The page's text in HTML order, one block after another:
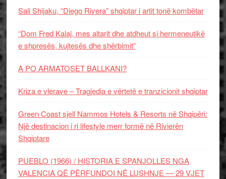
Sali Shijaku, “Diego Rivera” shqiptar i artit tonë kombëtar
“Dom Fred Kalaj, mes altarit dhe atdheut si hermeneutikë
e shpresës, kujtesës dhe shërbimit”
A PO ARMATOSET BALLKANI?
Kriza e vlerave – Tragjedia e vërtetë e tranzicionit shqiptar
Green Coast sjell Nammos Hotels & Resorts në Shqipëri:
Një destinacion i ri lifestyle merr formë në Rivierën
Shqiptare
PUEBLO (1966) / HISTORIA E SPANJOLLES NGA
VALENCIA QË PËRFUNDOI NË LUSHNJE — 29 VJET